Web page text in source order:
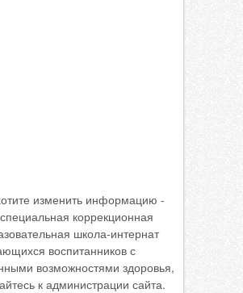
изменить информацию -
коррекционная
школа-интернат
воспитанников с
возможностями здоровья,
к администрации сайта.